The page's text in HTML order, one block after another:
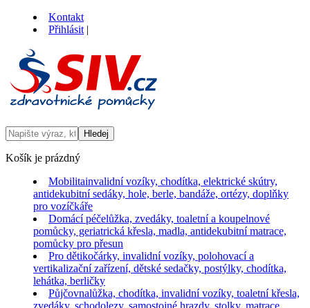
Kontakt
Přihlásit |
Košík je prázdný
Mobilitainvalidní vozíky, chodítka, elektrické skútry,
antidekubitní sedáky, hole, berle, bandáže, ortézy, doplňky
pro vozíčkáře
Domácí péčelůžka, zvedáky, toaletní a koupelnové
pomůcky, geriatrická křesla, madla, antidekubitní matrace,
pomůcky pro přesun
Pro dětikočárky, invalidní vozíky, polohovací a
vertikalizační zařízení, dětské sedačky, postýlky, chodítka,
lehátka, berličky
Půjčovnalůžka, chodítka, invalidní vozíky, toaletní křesla,
zvedáky, schodolezy, samostojné hrazdy, stolky, matrace